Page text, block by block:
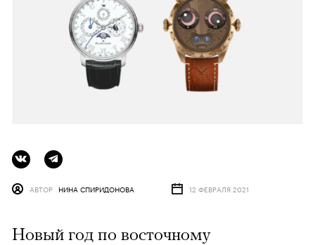
АВТОР НИНА СПИРИДОНОВА 12 ФЕВРАЛЯ 2021
Новый год по восточному